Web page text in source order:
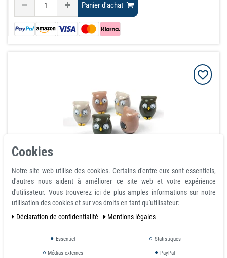
Panier d'achat
6 x Chouette magnet frigo aimant animaux pour enfant
- Aimants décoratifs - 6 pc
article est en stock
15,81 €
Frais de livraison
Cookies
Notre site web utilise des cookies. Certains d'entre eux sont essentiels,
d'autres nous aident à améliorer ce site web et votre expérience
d'utilisateur. Vous trouverez ici de plus amples informations sur notre
utilisation des cookies et sur vos droits en tant qu'utilisateur:
Déclaration de confidentialité
Mentions légales
Essentiel Statistiques
Médias externes PayPal